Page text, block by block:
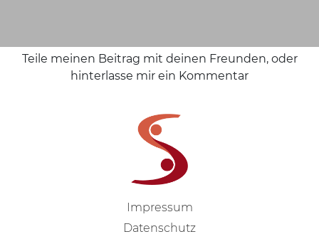
Teile meinen Beitrag mit deinen Freunden, oder
hinterlasse mir ein Kommentar
Impressum
Datenschutz